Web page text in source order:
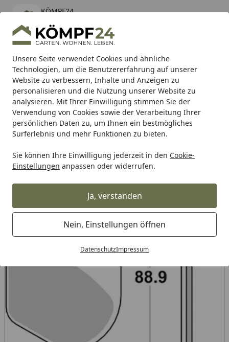
Unsere Seite verwendet Cookies und ähnliche
Technologien, um die Benutzererfahrung auf unserer
Website zu verbessern, Inhalte und Anzeigen zu
personalisieren und die Nutzung unserer Website zu
analysieren. Mit Ihrer Einwilligung stimmen Sie der
Verwendung von Cookies sowie der Verarbeitung Ihrer
persönlichen Daten zu, um Ihnen ein bestmögliches
Surferlebnis und mehr Funktionen zu bieten.
Sie können Ihre Einwilligung jederzeit in den Cookie-
Einstellungen anpassen oder widerrufen.
Ja, verstanden
Nein, Einstellungen öffnen
DatenschutzImpressum
KÖMPF24
kostenlos - Im App Store
Hotline
Alle Produkte
Mein Konto
Suchen
Karibu Pools inkl. gratis Sandfilteranlage & Pool-
Starterset (Gesamtwert bis 468,99€)
Startseite
SBS Bremsbeläge Straße SBS Bremsbelag 543H.HF
SBS Bremsbelag 543H.HF Street
High Power Ceramic